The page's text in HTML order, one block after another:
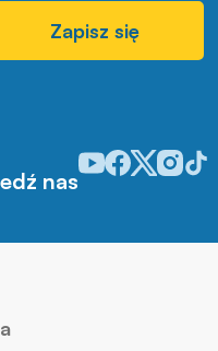
Zapisz się
nas
Odwiedź nasz
Odwiedź nasz
Odwiedź